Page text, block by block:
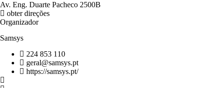
Av. Eng. Duarte Pacheco 2500B
obter direções
Organizador
Samsys
224 853 110
geral@samsys.pt
https://samsys.pt/